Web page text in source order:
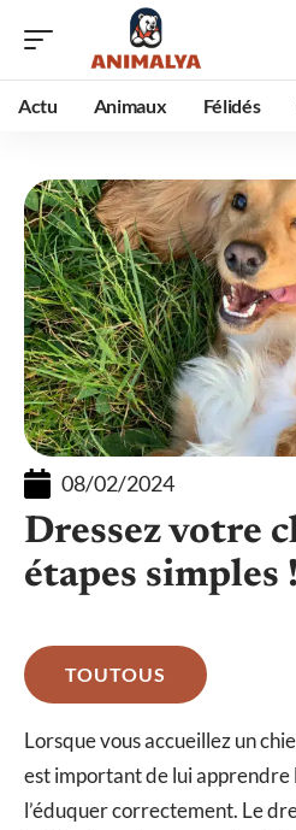
Actu Animaux Félidés
08/02/2024
Dressez votre
étapes simples !
TOUTOUS
Lorsque vous accueillez un
est important de lui apprendre
l’éduquer correctement. Le